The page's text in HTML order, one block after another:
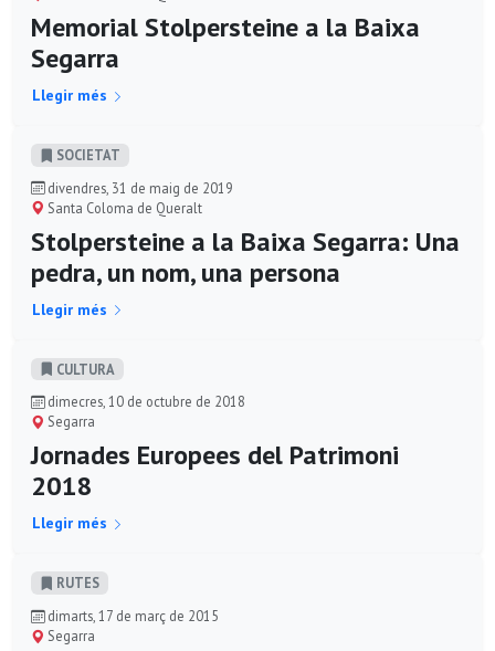
Memorial Stolpersteine a la Baixa
Segarra
Llegir més
SOCIETAT
divendres, 31 de maig de 2019
Santa Coloma de Queralt
Stolpersteine a la Baixa Segarra: Una
pedra, un nom, una persona
Llegir més
CULTURA
dimecres, 10 de octubre de 2018
Segarra
Jornades Europees del Patrimoni
2018
Llegir més
RUTES
dimarts, 17 de març de 2015
Segarra